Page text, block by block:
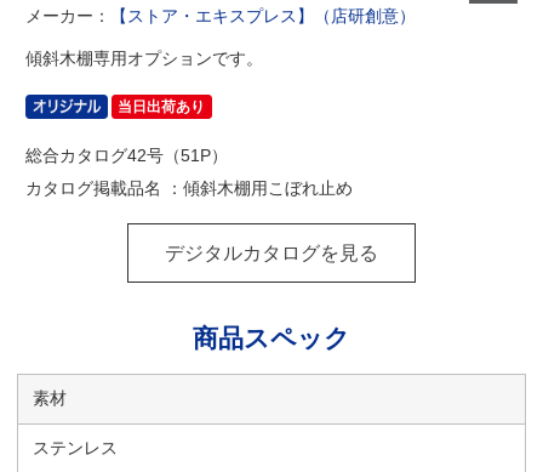
メーカー： 【ストア・エキスプレス】（店研創意）
傾斜木棚専用オプションです。
当日出荷あり
総合カタログ42号（51P）
カタログ掲載品名 ：傾斜木棚用こぼれ止め
デジタルカタログを見る
商品スペック
素材
ステンレス